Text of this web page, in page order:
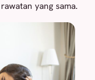
yang sama.